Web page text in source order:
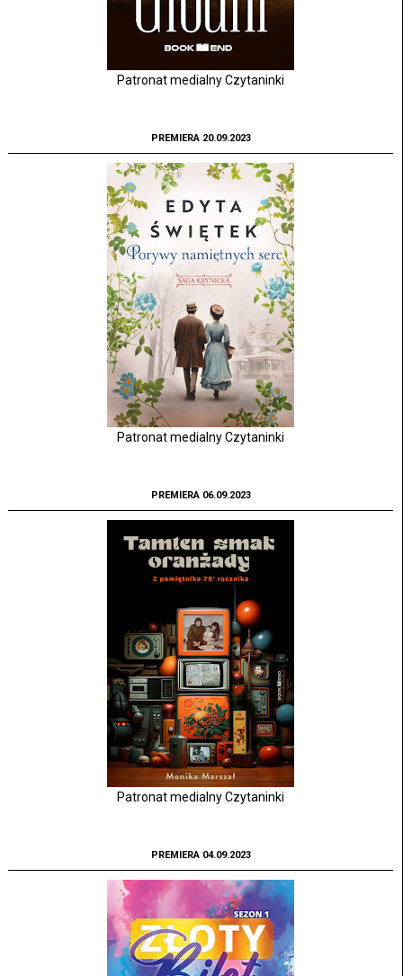
Patronat medialny Czytaninki
PREMIERA 20.09.2023
Patronat medialny Czytaninki
PREMIERA 06.09.2023
Patronat medialny Czytaninki
PREMIERA 04.09.2023